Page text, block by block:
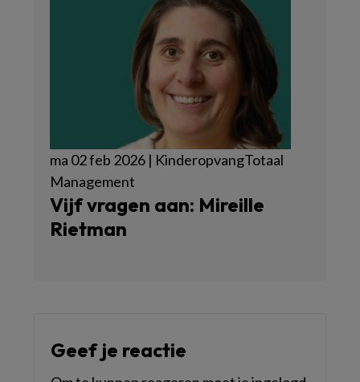
ma 02 feb 2026 | KinderopvangTotaal
Management
Vijf vragen aan: Mireille
Rietman
Geef je reactie